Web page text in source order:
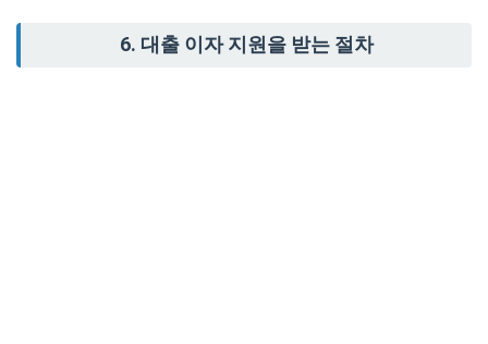
6. 대출 이자 지원을 받는 절차